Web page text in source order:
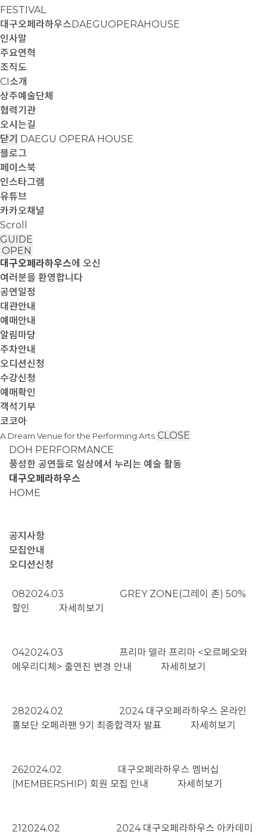
FESTIVAL
대구오페라하우스DAEGUOPERAHOUSE
인사말
주요연혁
조직도
CI소개
상주예술단체
협력기관
오시는길
닫기 DAEGU OPERA HOUSE
블로그
페이스북
인스타그램
유튜브
카카오채널
Scroll
GUIDE
OPEN
대구오페라하우스에 오신
여러분을 환영합니다
공연일정
대관안내
예매안내
알림마당
주차안내
오디션신청
수강신청
예매확인
객석기부
코코아
A Dream Venue for the Performing Arts CLOSE
DOH PERFORMANCE
풍성한 공연들로 일상에서 누리는 예술 활동
대구오페라하우스
HOME
공지사항
모집안내
오디션신청
082024.03
GREY ZONE(그레이 존) 50%
할인
자세히보기
042024.03
프리마 델라 프리마 <오르페오와
에우리디체> 출연진 변경 안내
자세히보기
282024.02
2024 대구오페라하우스 온라인
홍보단 오페라팬 9기 최종합격자 발표
자세히보기
262024.02
대구오페라하우스 멤버십
(MEMBERSHIP) 회원 모집 안내
자세히보기
212024.02
2024 대구오페라하우스 아카데미